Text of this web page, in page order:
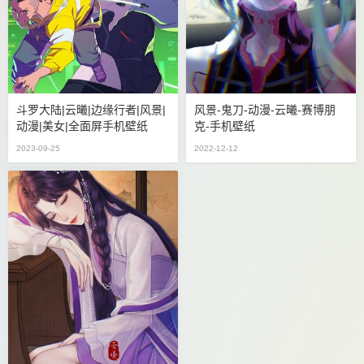
斗罗大陆|云曦|边缘行者|风景|
动漫|美女|全面屏手机壁纸
2023-09-25
风景-鬼刀-动漫-云曦-赛博朋
克-手机壁纸
2022-12-12